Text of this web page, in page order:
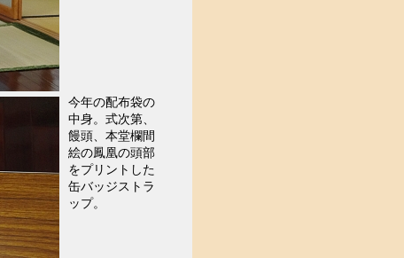
今年の配布袋の
中身。式次第、
饅頭、本堂欄間
絵の鳳凰の頭部
をプリントした
缶バッジストラ
ップ。